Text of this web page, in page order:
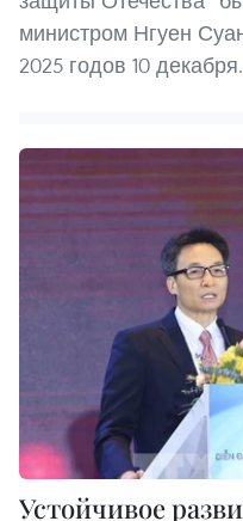
министром Нгуен
2025 годов 10 декабря.
Устойчивое